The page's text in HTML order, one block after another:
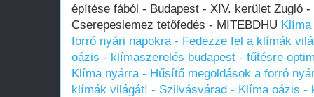
építése fából - Budapest - XIV. kerület Zugló
Cserepeslemez tetőfedés - MITEBDHU
forró nyári napokra - Fedezze fel a klímák
oázis - klímaszerelés budapest - fűtésre
Klíma nyárra - Hűsítő megoldások a forró
klímák világát! - Szilvásvárad - Klíma oázis -